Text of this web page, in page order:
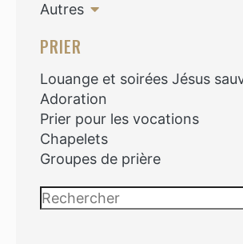
Autres
PRIER
Louange et soirées Jésus
Adoration
Prier pour les vocations
Chapelets
Groupes de prière